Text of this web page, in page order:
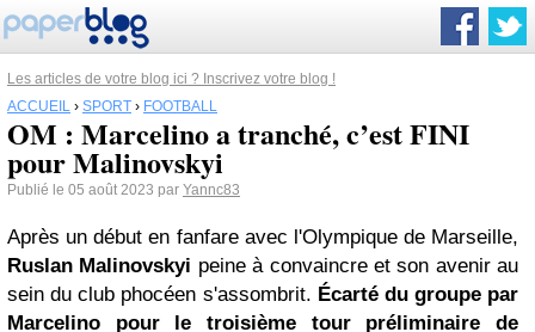
Les articles de votre blog ici ? Inscrivez votre blog !
ACCUEIL › SPORT › FOOTBALL
OM : Marcelino a tranché, c’est FINI
pour Malinovskyi
Publié le 05 août 2023 par Yannc83
Après un début en fanfare avec l'Olympique de Marseille,
Ruslan Malinovskyi peine à convaincre et son avenir au
sein du club phocéen s'assombrit. Écarté du groupe par
Marcelino pour le troisième tour préliminaire de